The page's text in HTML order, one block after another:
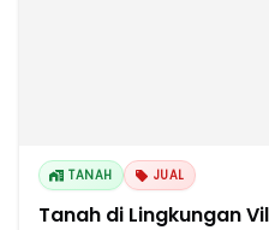
TANAH JUAL
Tanah di Lingkungan